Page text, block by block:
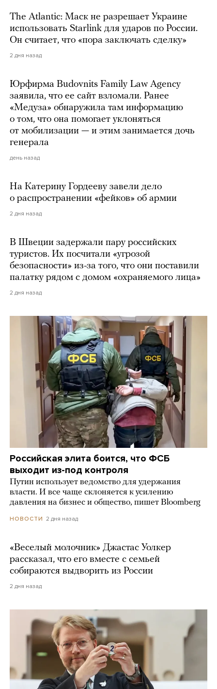
The Atlantic: Маск не разрешает Украине
использовать Starlink для ударов по России.
Он считает, что «пора заключать сделку»
2 дня назад
Юрфирма Budovnits Family Law Agency
заявила, что ее сайт взломали. Ранее
«Медуза» обнаружила там информацию
о том, что она помогает уклоняться
от мобилизации — и этим занимается дочь
генерала
день назад
На Катерину Гордееву завели дело
о распространении «фейков» об армии
2 дня назад
В Швеции задержали пару российских
туристов. Их посчитали «угрозой
безопасности» из-за того, что они поставили
палатку рядом с домом «охраняемого лица»
2 дня назад
Российская элита боится, что ФСБ
выходит из-под контроля
Путин использует ведомство для удержания
власти. И все чаще склоняется к усилению
давления на бизнес и общество, пишет Bloomberg
НОВОСТИ 2 дня назад
«Веселый молочник» Джастас Уолкер
рассказал, что его вместе с семьей
собираются выдворить из России
2 дня назад